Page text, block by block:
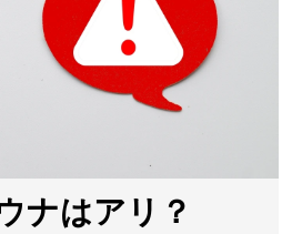
ナはアリ？